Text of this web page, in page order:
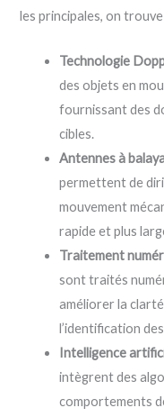
les principales, on trouve
Technologie
des objets en
fournissant des
cibles.
Antennes à
permettent de
mouvement
rapide et plus
Traitement
sont traités
améliorer la
l’identification
Intelligence
intègrent des
comportements